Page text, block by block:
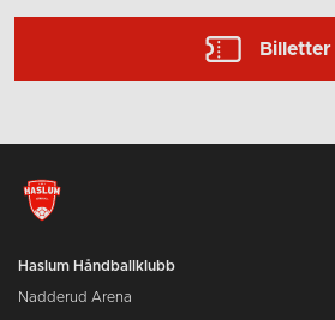
Billetter
Haslum Håndballklubb
Nadderud Arena